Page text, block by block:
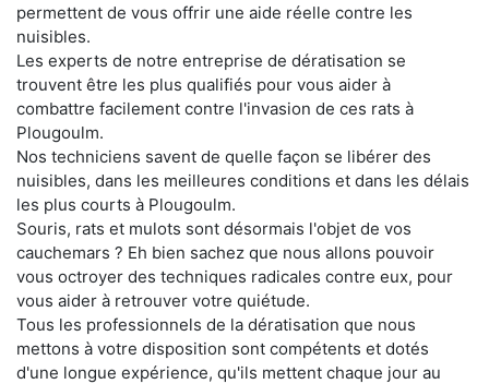
permettent de vous offrir une aide réelle contre les
nuisibles.
Les experts de notre entreprise de dératisation se
trouvent être les plus qualifiés pour vous aider à
combattre facilement contre l'invasion de ces rats à
Plougoulm.
Nos techniciens savent de quelle façon se libérer des
nuisibles, dans les meilleures conditions et dans les délais
les plus courts à Plougoulm.
Souris, rats et mulots sont désormais l'objet de vos
cauchemars ? Eh bien sachez que nous allons pouvoir
vous octroyer des techniques radicales contre eux, pour
vous aider à retrouver votre quiétude.
Tous les professionnels de la dératisation que nous
mettons à votre disposition sont compétents et dotés
d'une longue expérience, qu'ils mettent chaque jour au